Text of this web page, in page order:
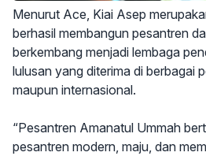
Menurut Ace, Kiai Asep
berhasil membangun pesantren
berkembang menjadi lembaga
lulusan yang diterima di berbagai
maupun internasional.
“Pesantren Amanatul Ummah
pesantren modern, maju, dan